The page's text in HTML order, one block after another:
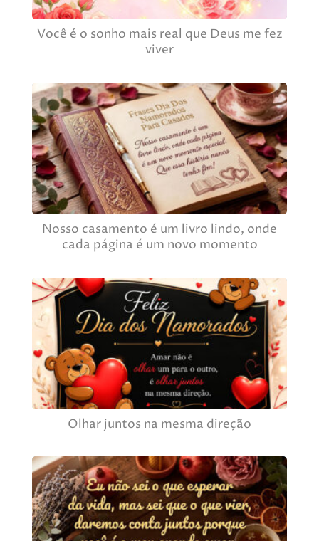
Você é o sonho mais real que Deus me fez
viver
Nosso casamento é um livro lindo, onde
cada página é um novo momento
Olhar juntos na mesma direção